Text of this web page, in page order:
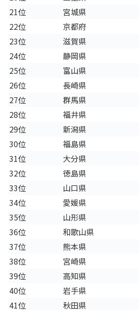
21位
宮城県
22位
京都府
23位
滋賀県
24位
静岡県
25位
富山県
26位
長崎県
27位
群馬県
28位
福井県
29位
新潟県
30位
福島県
31位
大分県
32位
徳島県
33位
山口県
34位
愛媛県
35位
山形県
36位
和歌山県
37位
熊本県
38位
宮崎県
39位
高知県
40位
岩手県
41位
秋田県